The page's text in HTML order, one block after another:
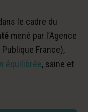
le cadre du
mené par l’Agence
France),
équilibrée, saine et